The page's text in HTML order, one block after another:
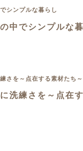
中でシンプルな
洗練さを～点在